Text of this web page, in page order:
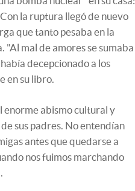
la ruptura llegó de nuevo
que tanto pesaba en la
"Al mal de amores se sumaba
decepcionado a los
en su libro.
enorme abismo cultural y
sus padres. No entendían
antes que quedarse a
nos fuimos marchando